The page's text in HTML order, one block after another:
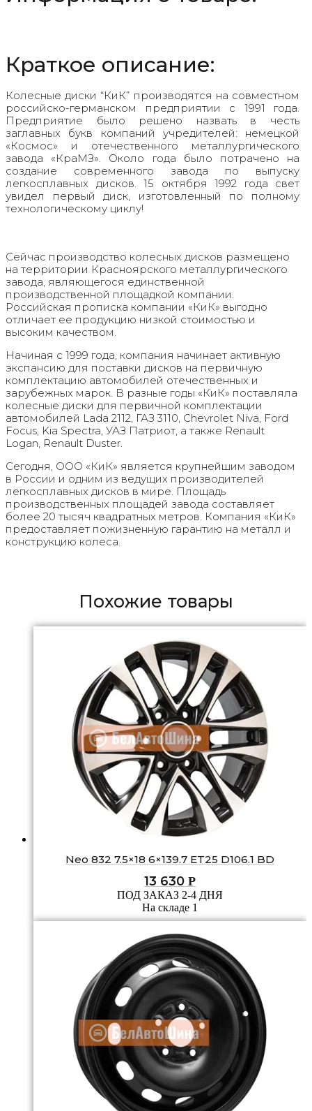
Краткое описание:
Колесные диски “КиК” производятся на совместном
российско-германском предприятии с 1991 года.
Предприятие было решено назвать в честь
заглавных букв компаний учредителей: немецкой
«Космос» и отечественного металлургического
завода «КраМЗ». Около года было потрачено на
создание современного завода по выпуску
легкосплавных дисков. 15 октября 1992 года свет
увидел первый диск, изготовленный по полному
технологическому циклу!
Сейчас производство колесных дисков размещено
на территории Красноярского металлургического
завода, являющегося единственной
производственной площадкой компании.
Российская прописка компании «КиК» выгодно
отличает ее продукцию низкой стоимостью и
высоким качеством.
Начиная с 1999 года, компания начинает активную
экспансию для поставки дисков на первичную
комплектацию автомобилей отечественных и
зарубежных марок. В разные годы «КиК» поставляла
колесные диски для первичной комплектации
автомобилей Lada 2112, ГАЗ 3110, Chevrolet Niva, Ford
Focus, Kia Spectra, УАЗ Патриот, а также Renault
Logan, Renault Duster.
Сегодня, ООО «КиК» является крупнейшим заводом
в России и одним из ведущих производителей
легкосплавных дисков в мире. Площадь
производственных площадей завода составляет
более 20 тысяч квадратных метров. Компания «КиК»
предоставляет пожизненную гарантию на металл и
конструкцию колеса.
Похожие товары
Neo 832 7.5×18 6×139.7 ET25 D106.1 BD
13 630 Р
ПОД ЗАКАЗ 2-4 ДНЯ
На складе 1